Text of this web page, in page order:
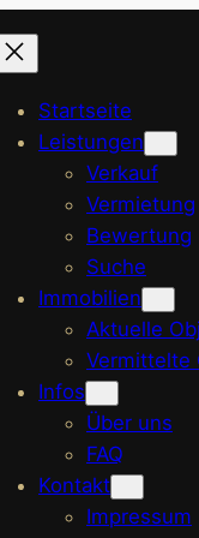
Startseite
Leistungen
Verkauf
Vermietung
Bewertung
Suche
Immobilien
Aktuelle
Vermittelte
Infos
Über uns
FAQ
Kontakt
Impressum